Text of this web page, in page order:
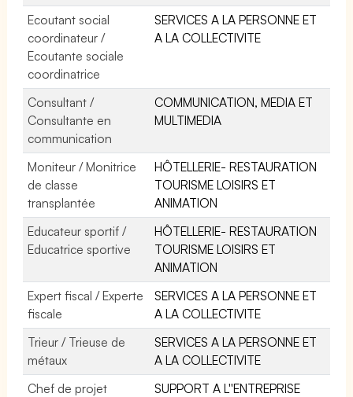
Ecoutant social
coordinateur /
Ecoutante sociale
coordinatrice
SERVICES A LA PERSONNE ET
A LA COLLECTIVITE
Consultant /
Consultante en
communication
COMMUNICATION, MEDIA ET
MULTIMEDIA
Moniteur / Monitrice
de classe
transplantée
HÔTELLERIE- RESTAURATION
TOURISME LOISIRS ET
ANIMATION
Educateur sportif /
Educatrice sportive
HÔTELLERIE- RESTAURATION
TOURISME LOISIRS ET
ANIMATION
Expert fiscal / Experte
fiscale
SERVICES A LA PERSONNE ET
A LA COLLECTIVITE
Trieur / Trieuse de
métaux
SERVICES A LA PERSONNE ET
A LA COLLECTIVITE
Chef de projet
SUPPORT A L''ENTREPRISE